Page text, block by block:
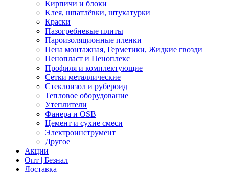
Кирпичи и блоки
Клея, шпатлёвки, штукатурки
Краски
Пазогребневые плиты
Пароизоляционные пленки
Пена монтажная, Герметики, Жидкие гвозди
Пенопласт и Пеноплекс
Профиля и комплектующие
Сетки металлические
Стеклоизол и рубероид
Тепловое оборудование
Утеплители
Фанера и OSB
Цемент и сухие смеси
Электроинструмент
Другое
Акции
Опт | Безнал
Доставка